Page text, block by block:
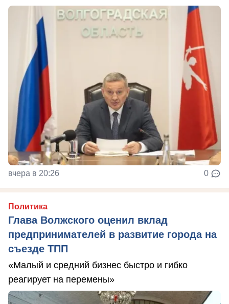
вчера в 20:26 0
Политика
Глава Волжского оценил вклад
предпринимателей в развитие города на
съезде ТПП
«Малый и средний бизнес быстро и гибко
реагирует на перемены»